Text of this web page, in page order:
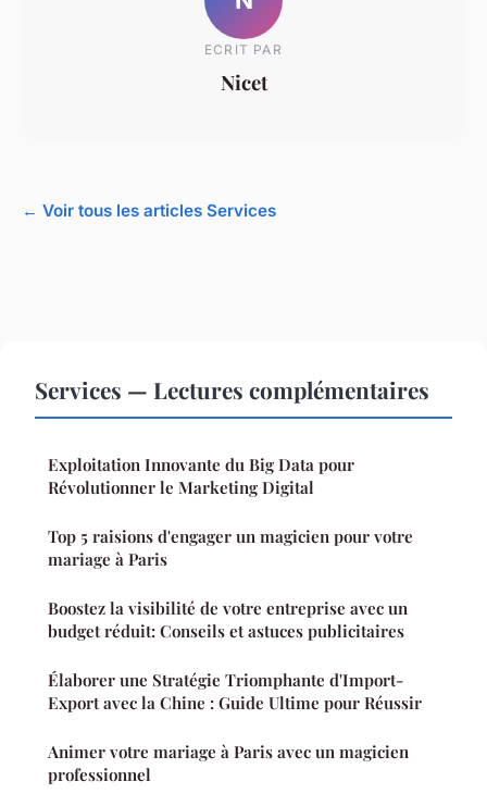
ECRIT PAR
Nicet
← Voir tous les articles Services
Services — Lectures complémentaires
Exploitation Innovante du Big Data pour
Révolutionner le Marketing Digital
Top 5 raisions d'engager un magicien pour votre
mariage à Paris
Boostez la visibilité de votre entreprise avec un
budget réduit: Conseils et astuces publicitaires
Élaborer une Stratégie Triomphante d'Import-
Export avec la Chine : Guide Ultime pour Réussir
Animer votre mariage à Paris avec un magicien
professionnel